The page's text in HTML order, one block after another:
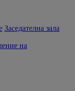
Заседателна зала
на